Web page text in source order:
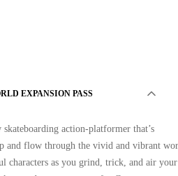
EXPANSION PASS
skateboarding action-platformer that’s
and flow through the vivid and vibrant
characters as you grind, trick, and air your